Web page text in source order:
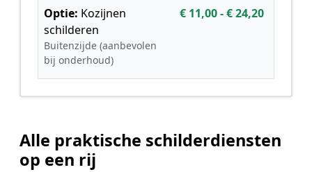
Optie: Kozijnen
schilderen
Buitenzijde (aanbevolen
bij onderhoud)
€ 11,00 - € 24,20
Alle praktische schilderdiensten
op een rij